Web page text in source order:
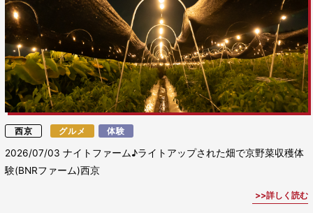
西京 グルメ 体験
2026/07/03ナイトファーム♪ライトアップされた畑で京野菜収穫体
験(BNRファーム)西京
詳しく読む